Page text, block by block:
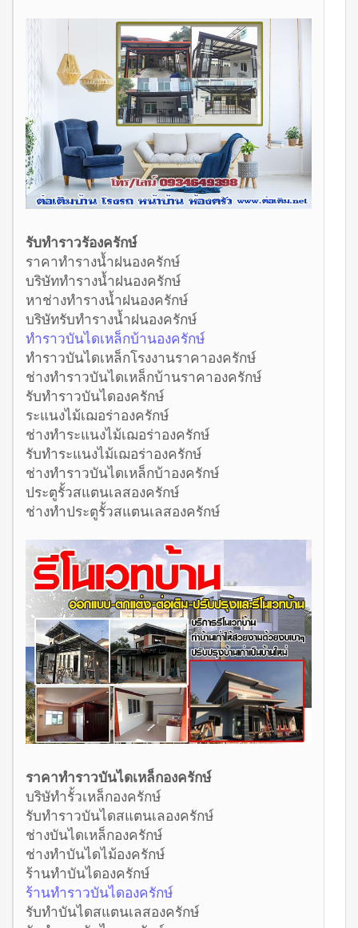
รับทำราวรัองครักษ์
ราคาทำรางน้ำฝนองครักษ์
บริษัททำรางน้ำฝนองครักษ์
หาช่างทำรางน้ำฝนองครักษ์
บริษัทรับทำรางน้ำฝนองครักษ์
ทำราวบันไดเหล็กบ้านองครักษ์
ทำราวบันไดเหล็กโรงงานราคาองครักษ์
ช่างทำราวบันไดเหล็กบ้านราคาองครักษ์
รับทำราวบันไดองครักษ์
ระแนงไม้เฌอร่าองครักษ์
ช่างทำระแนงไม้เฌอร่าองครักษ์
รับทำระแนงไม้เฌอร่าองครักษ์
ช่างทำราวบันไดเหล็กบ้าองครักษ์
ประตูรั้วสแตนเลสองครักษ์
ช่างทำประตูรั้วสแตนเลสองครักษ์
ราคาทำราวบันไดเหล็กองครักษ์
บริษัทำรั้วเหล็กองครักษ์
รับทำราวบันไดสแตนเลองครักษ์
ช่างบันไดเหล็กองครักษ์
ช่างทำบันไดไม้องครักษ์
ร้านทำบันไดองครักษ์
ร้านทำราวบันไดองครักษ์
รับทำบันไดสแตนเลสองครักษ์